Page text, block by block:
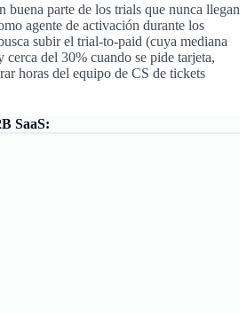
parte de los trials que nunca llegan
agente de activación durante los
subir el trial-to-paid (cuya mediana
cerca del 30% cuando se pide tarjeta,
horas del equipo de CS de tickets
SaaS: